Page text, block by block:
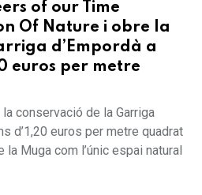
of our Time
Of Nature i obre la
d’Empordà a
euros per metre
conservació de la Garriga
d’1,20 euros per metre quadrat
Muga com l’únic espai natural